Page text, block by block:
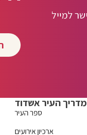
מדריך העיר אשדוד
ספר העיר
ארכיון אירועים